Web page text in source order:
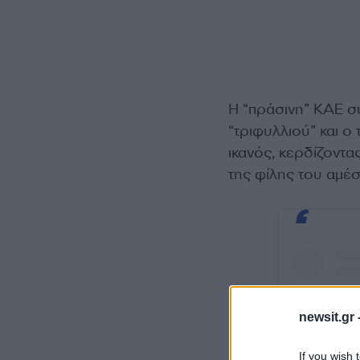
newsit.gr
If you wish
Η “πράσινη” ΚΑΕ
“τριφυλλιού” και
ικανός,
της φίλης του